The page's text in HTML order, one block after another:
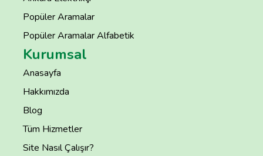
Popüler Aramalar
Popüler Aramalar Alfabetik
Kurumsal
Anasayfa
Hakkımızda
Blog
Tüm Hizmetler
Site Nasıl Çalışır?